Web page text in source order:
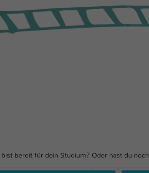
bist bereit für dein Studium? Oder hast du